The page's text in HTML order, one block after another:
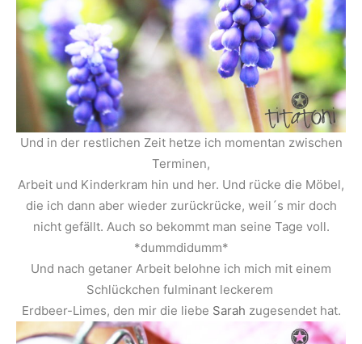
Und in der restlichen Zeit hetze ich momentan zwischen
Terminen,
Arbeit und Kinderkram hin und her. Und rücke die Möbel,
die ich dann aber wieder zurückrücke, weil´s mir doch
nicht gefällt. Auch so bekommt man seine Tage voll.
*dummdidumm*
Und nach getaner Arbeit belohne ich mich mit einem
Schlückchen fulminant leckerem
Erdbeer-Limes, den mir die liebe Sarah zugesendet hat.